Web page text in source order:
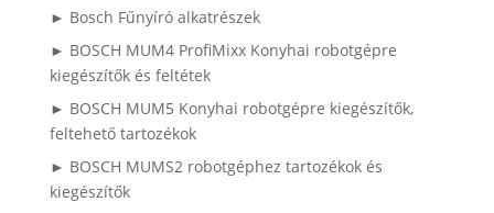
► Bosch Fűnyíró alkatrészek
► BOSCH MUM4 ProfiMixx Konyhai robotgépre
kiegészítők és feltétek
► BOSCH MUM5 Konyhai robotgépre kiegészítők,
feltehető tartozékok
► BOSCH MUMS2 robotgéphez tartozékok és
kiegészítők